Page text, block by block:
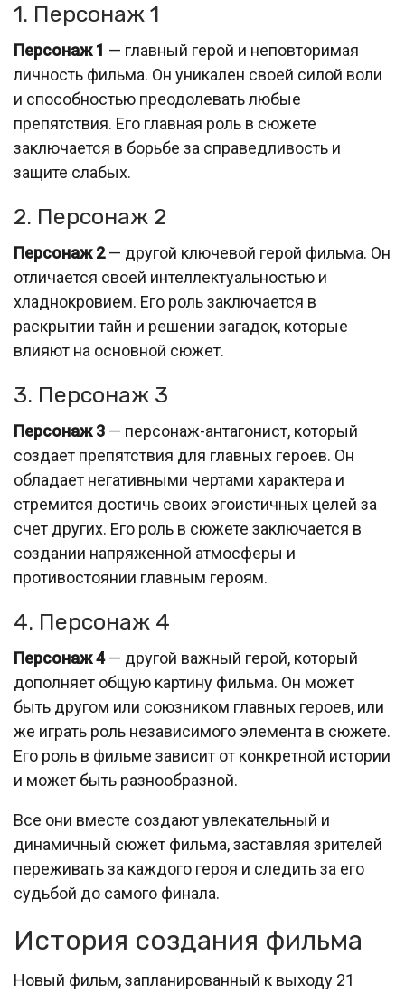
1. Персонаж 1
Персонаж 1 — главный герой и неповторимая
личность фильма. Он уникален своей силой воли
и способностью преодолевать любые
препятствия. Его главная роль в сюжете
заключается в борьбе за справедливость и
защите слабых.
2. Персонаж 2
Персонаж 2— другой ключевой герой фильма. Он
отличается своей интеллектуальностью и
хладнокровием. Его роль заключается в
раскрытии тайн и решении загадок, которые
влияют на основной сюжет.
3. Персонаж 3
Персонаж 3 — персонаж-антагонист, который
создает препятствия для главных героев. Он
обладает негативными чертами характера и
стремится достичь своих эгоистичных целей за
счет других. Его роль в сюжете заключается в
создании напряженной атмосферы и
противостоянии главным героям.
4. Персонаж 4
Персонаж 4— другой важный герой, который
дополняет общую картину фильма. Он может
быть другом или союзником главных героев, или
же играть роль независимого элемента в сюжете.
Его роль в фильме зависит от конкретной истории
и может быть разнообразной.
Все они вместе создают увлекательный и
динамичный сюжет фильма, заставляя зрителей
переживать за каждого героя и следить за его
судьбой до самого финала.
История создания фильма
Новый фильм, запланированный к выходу 21